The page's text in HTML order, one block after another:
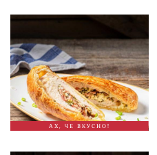
АХ, ЧЕ ВКУСНО!